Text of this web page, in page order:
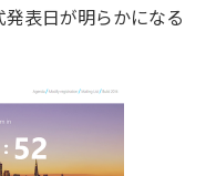
表日が明らかになる